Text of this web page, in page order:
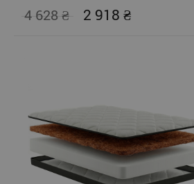
4 628
2 918